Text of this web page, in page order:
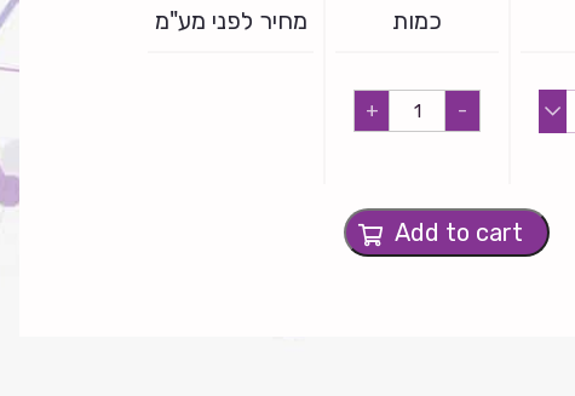
כמות
-
ארז
quantity
+
מחיר לפני מע"מ
Add to cart